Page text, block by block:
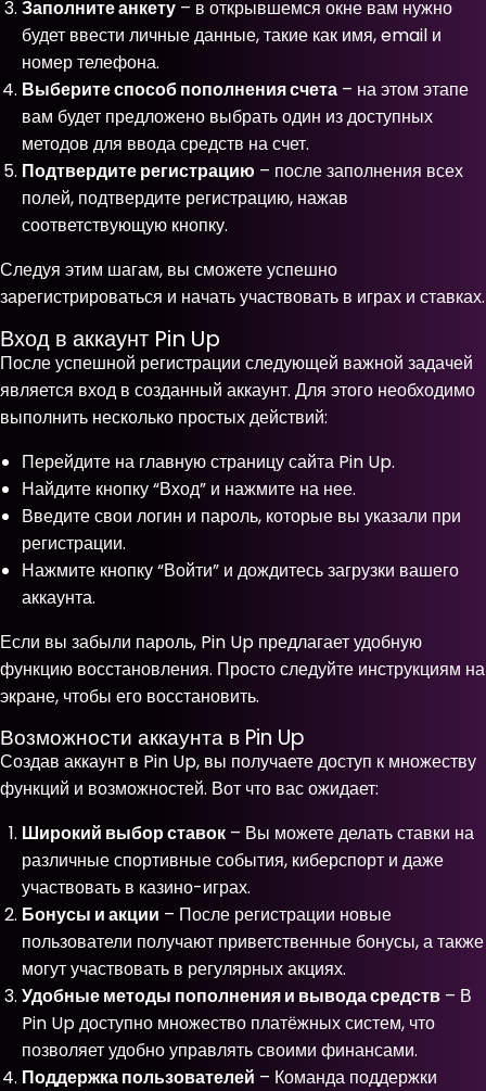
Заполните анкету – в открывшемся окне вам нужно
будет ввести личные данные, такие как имя, email и
номер телефона.
Выберите способ пополнения счета – на этом этапе
вам будет предложено выбрать один из доступных
методов для ввода средств на счет.
Подтвердите регистрацию – после заполнения всех
полей, подтвердите регистрацию, нажав
соответствующую кнопку.
Следуя этим шагам, вы сможете успешно
зарегистрироваться и начать участвовать в играх и ставках.
Вход в аккаунт Pin Up
После успешной регистрации следующей важной задачей
является вход в созданный аккаунт. Для этого необходимо
выполнить несколько простых действий:
Перейдите на главную страницу сайта Pin Up.
Найдите кнопку “Вход” и нажмите на нее.
Введите свои логин и пароль, которые вы указали при
регистрации.
Нажмите кнопку “Войти” и дождитесь загрузки вашего
аккаунта.
Если вы забыли пароль, Pin Up предлагает удобную
функцию восстановления. Просто следуйте инструкциям на
экране, чтобы его восстановить.
Возможности аккаунта в Pin Up
Создав аккаунт в Pin Up, вы получаете доступ к множеству
функций и возможностей. Вот что вас ожидает:
Широкий выбор ставок – Вы можете делать ставки на
различные спортивные события, киберспорт и даже
участвовать в казино-играх.
Бонусы и акции – После регистрации новые
пользователи получают приветственные бонусы, а также
могут участвовать в регулярных акциях.
Удобные методы пополнения и вывода средств – В
Pin Up доступно множество платёжных систем, что
позволяет удобно управлять своими финансами.
Поддержка пользователей – Команда поддержки